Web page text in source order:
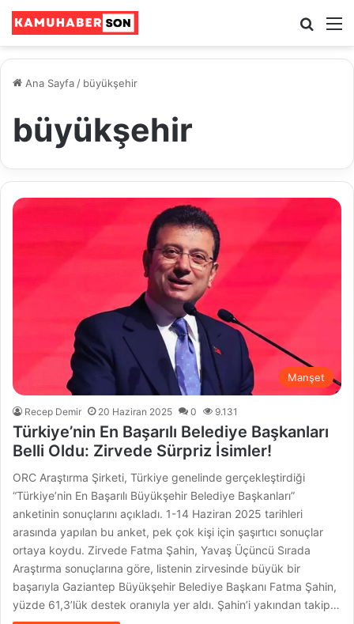
Ara
Ana Sayfa / büyükşehir
büyükşehir
Manşet
Recep Demir 20 Haziran 2025 0 9.131
Türkiye’nin En Başarılı Belediye Başkanları
Belli Oldu: Zirvede Sürpriz İsimler!
ORC Araştırma Şirketi, Türkiye genelinde gerçekleştirdiği
“Türkiye’nin En Başarılı Büyükşehir Belediye Başkanları”
anketinin sonuçlarını açıkladı. 1-14 Haziran 2025 tarihleri
arasında yapılan bu anket, pek çok kişi için şaşırtıcı sonuçlar
ortaya koydu. Zirvede Fatma Şahin, Yavaş Üçüncü Sırada
Araştırma sonuçlarına göre, listenin zirvesinde büyük bir
başarıyla Gaziantep Büyükşehir Belediye Başkanı Fatma Şahin,
yüzde 61,3’lük destek oranıyla yer aldı. Şahin’i yakından takip…